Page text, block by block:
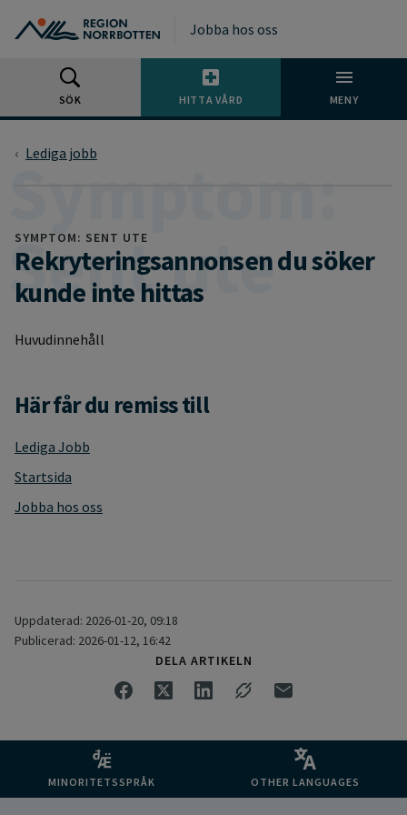
Jobba hos oss
SÖK HITTA VÅRD MENY
Lediga jobb
SYMPTOM: SENT UTE
Rekryteringsannonsen du söker
kunde inte hittas
Huvudinnehåll
Här får du remiss till
Lediga Jobb
Startsida
Jobba hos oss
Uppdaterad: 2026-01-20, 09:18
Publicerad: 2026-01-12, 16:42
DELA ARTIKELN
MINORITETSSPRÅK OTHER LANGUAGES